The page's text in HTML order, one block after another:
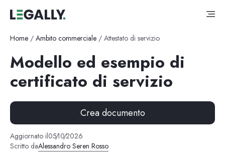
Home / Ambito commerciale / Attestato di servizio
Modello ed esempio di
certificato di servizio
Crea documento
Aggiornato il05/10/2026
Scritto daAlessandro Seren Rosso